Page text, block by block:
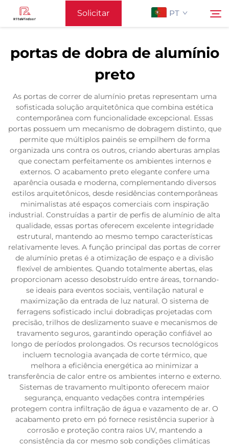
Solicitar PT
Página Inicial
Apoiar
Produtos
Aplicação
Notícias
Contacte-nos
portas de dobra de alumínio
preto
As portas de correr de alumínio pretas representam uma
sofisticada solução arquitetônica que combina estética
contemporânea com funcionalidade excepcional. Essas
portas possuem um mecanismo de dobragem distinto, que
permite que múltiplos painéis se empilhem de forma
organizada uns contra os outros, criando aberturas amplas
que conectam perfeitamente os ambientes internos e
externos. O acabamento preto elegante confere uma
aparência ousada e moderna, complementando diversos
estilos arquitetônicos, desde residências contemporâneas
minimalistas até espaços comerciais com inspiração
industrial. Construídas a partir de perfis de alumínio de alta
qualidade, essas portas oferecem excelente integridade
estrutural, mantendo ao mesmo tempo características
relativamente leves. A função principal das portas de correr
de alumínio pretas é a otimização de espaço e a divisão
flexível de ambientes. Quando totalmente abertas, elas
proporcionam acesso desobstruído entre áreas, tornando-
se ideais para eventos sociais, ventilação natural e
maximização da entrada de luz natural. O sistema de
ferragens sofisticado inclui dobradiças projetadas com
precisão, trilhos de deslizamento suave e mecanismos de
travamento seguros, garantindo operação confiável ao
longo de períodos prolongados. Os recursos tecnológicos
incluem tecnologia avançada de corte térmico, que
melhora a eficiência energética ao minimizar a
transferência de calor entre os ambientes interno e externo.
Sistemas de travamento multiponto oferecem maior
segurança, enquanto vedações contra intempéries
protegem contra infiltração de água e vazamento de ar. O
acabamento preto em pó fornece resistência superior à
corrosão e proteção contra raios UV, mantendo a
consistência da cor mesmo sob condições climáticas